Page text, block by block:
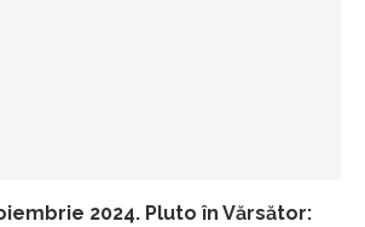
2024. Pluto în Vărsător: